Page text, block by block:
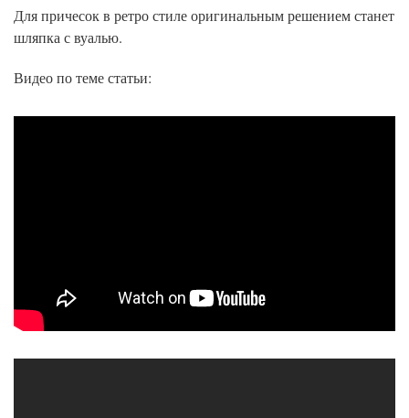
Для причесок в ретро стиле оригинальным решением станет
шляпка с вуалью.
Видео по теме статьи: